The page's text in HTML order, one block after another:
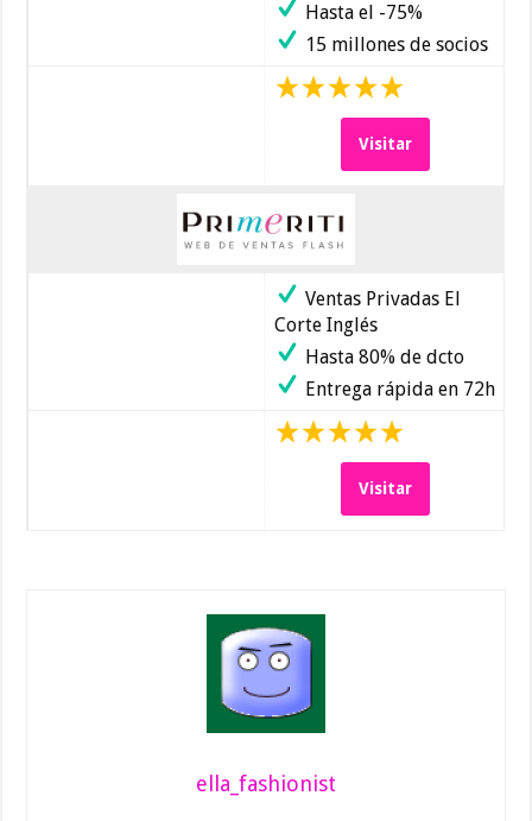
Hasta el -75%
15 millones de socios
Visitar
Ventas Privadas El
Corte Inglés
Hasta 80% de dcto
Entrega rápida en 72h
Visitar
ella_fashionist